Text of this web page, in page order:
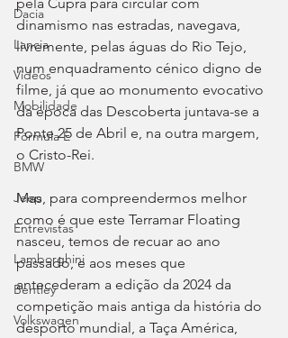
Dacia
Lancia
Videos
Mobilidade
Fórmula E
BMW
Jeep
Entrevistas
Lamborghini
Bentley
Volkswagen
dinamismo nas estradas, navegava,
livremente, pelas águas do Rio Tejo,
num enquadramento cénico digno de
filme, já que ao monumento evocativo
da época das Descoberta juntava-se a
Ponte 25 de Abril e, na outra margem,
o Cristo-Rei.
Mas, para compreendermos melhor
como é que este Terramar Floating
nasceu, temos de recuar ao ano
passado, e aos meses que
antecederam a edição da 2024 da
competição mais antiga da história do
desporto mundial, a Taça América,